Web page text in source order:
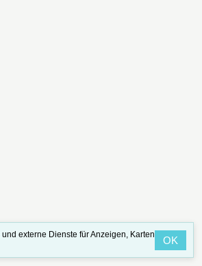
externe Dienste für Anzeigen, Karten
OK